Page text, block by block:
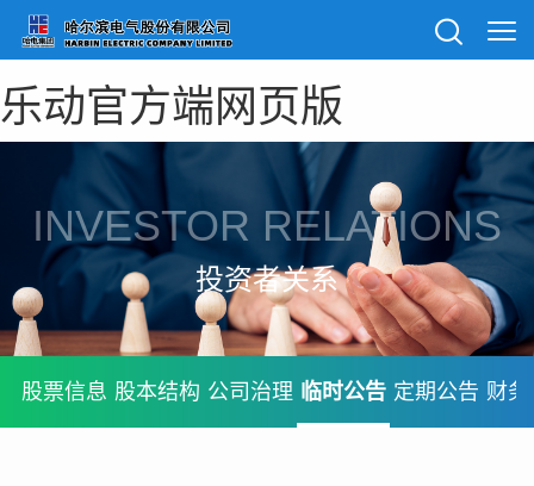
乐动官方端网页版
INVESTOR RELATIONS
投资者关系
股票信息 股本结构 公司治理 临时公告 定期公告 财